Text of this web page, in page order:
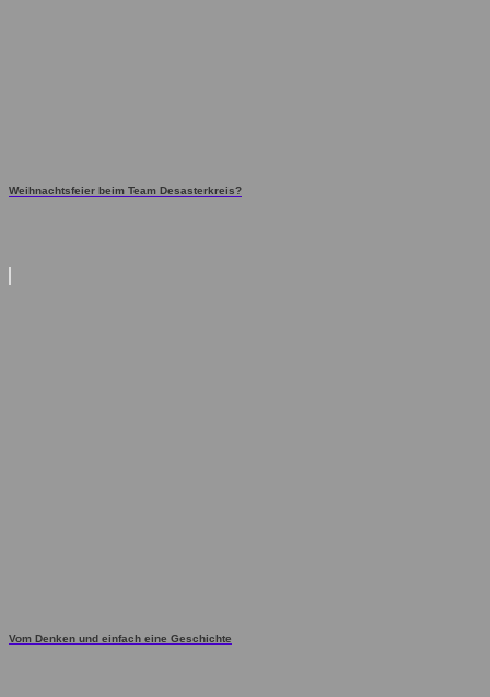
Weihnachtsfeier beim Team Desasterkreis?
Vom Denken und einfach eine Geschichte